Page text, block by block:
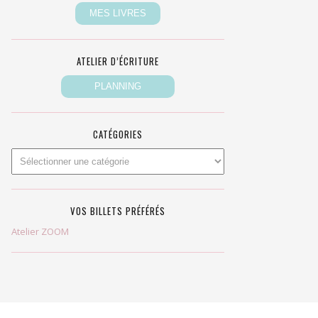
ATELIER D’ÉCRITURE
CATÉGORIES
VOS BILLETS PRÉFÉRÉS
Atelier ZOOM